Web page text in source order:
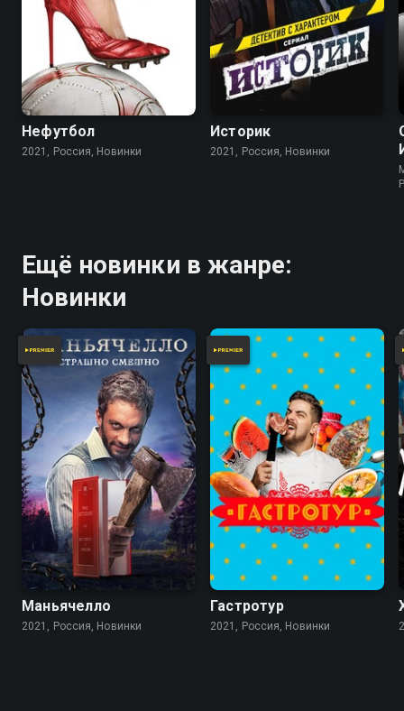
Нефутбол
2021, Россия, Новинки
Историк
2021, Россия, Новинки
Ещё новинки в жанре:
Новинки
Маньячелло
2021, Россия, Новинки
Гастротур
2021, Россия, Новинки